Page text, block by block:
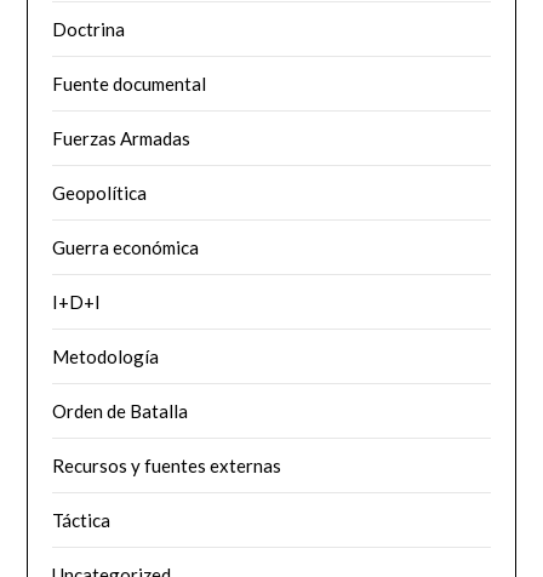
Doctrina
Fuente documental
Fuerzas Armadas
Geopolítica
Guerra económica
I+D+I
Metodología
Orden de Batalla
Recursos y fuentes externas
Táctica